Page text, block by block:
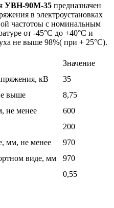
УВН-90М-35 предназначен
в электроустановках
частотоы с номинальным
от -45°С до +40°С и
не выше 98%( при + 25°С).
Значение
кВ
35
выше
8,75
не менее
600
200
мм, не менее
970
виде, мм
970
0,55